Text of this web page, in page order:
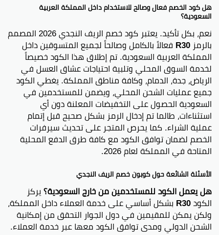
هل كود الخصم فعال وصالح للاستخدام داخل المملكة العربية
السعودية؟
نعم، بكل تأكيد. يعتبر كود خصم الريف النجدي 2026 المصمم
بالرمز R30 فعالاً بالكامل وصالحاً لجميع المتسوقين داخل
المملكة العربية السعودية. تم إطلاق هذا الكود خصيصاً
لخدمة السوق المحلي وتلبية احتياجات عشاق العسل في
الرياض، جدة، الدمام، وكافة مناطق المملكة. يغطي الكود
جميع عمليات الشحن المحلي، ويضمن للمستخدمين في
السعودية الحصول على التخفيضات المعلنة دون أي
استثناءات، طالما تم إدخال الرمز بشكل صحيح قبل إتمام
عملية الشراء. كما يحرص المتجر على تحديث سيرفرات
الخصم لضمان توافق الكود مع كافة طرق الدفع المحلية
المتاحة في المملكة لعام 2026.
الأسئلة الشائعة حول كوبون خصم الريف النجدي
هل يعمل الكود للمستخدمين من خارج السعودية؟يركز
الكودR30 بشكل أساسي على خدمة العملاء داخل المملكة،
ولكن يمكن للمقيمين في دول الجوار التحقق من إمكانية
الشحن الدولي ومدى توافق الكود معها عبر خدمة العملاء.